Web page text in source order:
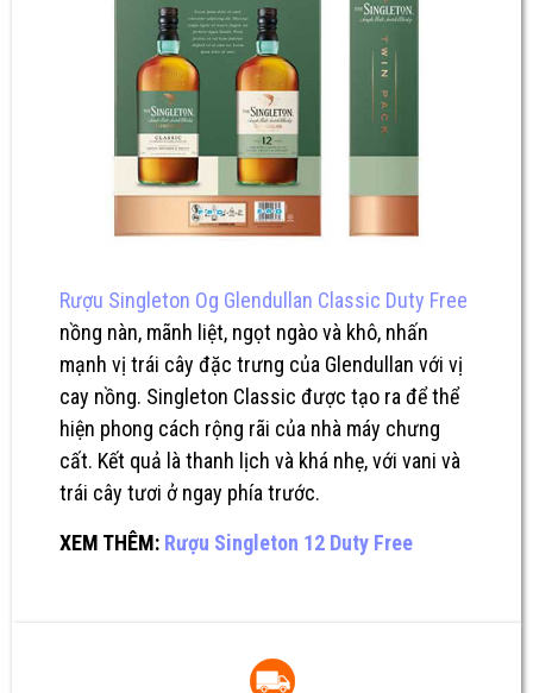
Rượu Singleton Og Glendullan Classic Duty Free
nồng nàn, mãnh liệt, ngọt ngào và khô, nhấn
mạnh vị trái cây đặc trưng của Glendullan với vị
cay nồng. Singleton Classic được tạo ra để thể
hiện phong cách rộng rãi của nhà máy chưng
cất. Kết quả là thanh lịch và khá nhẹ, với vani và
trái cây tươi ở ngay phía trước.
XEM THÊM: Rượu Singleton 12 Duty Free